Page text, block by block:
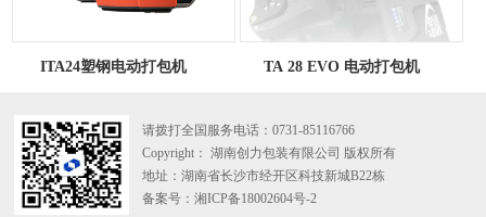
ITA24塑钢电动打包机 TA 28 EVO 电动打包机
请拨打全国服务电话：0731-85116766
Copyright： 湖南创力包装有限公司 版权所有
地址：湖南省长沙市经开区科技新城B22栋
备案号：湘ICP备18002604号-2